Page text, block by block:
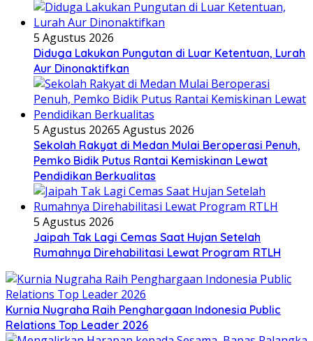
5 Agustus 2026
Diduga Lakukan Pungutan di Luar Ketentuan, Lurah
Aur Dinonaktifkan
5 Agustus 20265 Agustus 2026
Sekolah Rakyat di Medan Mulai Beroperasi Penuh,
Pemko Bidik Putus Rantai Kemiskinan Lewat
Pendidikan Berkualitas
5 Agustus 2026
Jaipah Tak Lagi Cemas Saat Hujan Setelah
Rumahnya Direhabilitasi Lewat Program RTLH
Kurnia Nugraha Raih Penghargaan Indonesia Public
Relations Top Leader 2026